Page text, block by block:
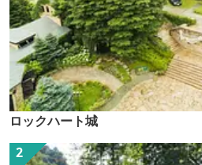
ロックハート城